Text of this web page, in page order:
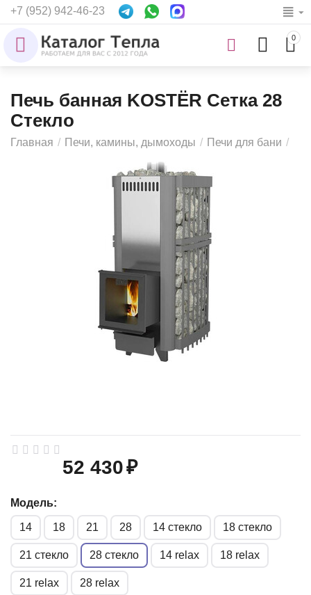
+7 (952) 942-46-23
0
Печь банная KOSTЁR Сетка 28
Стекло
Главная / Печи, камины, дымоходы / Печи для бани /
52 430₽
Модель:
14 18 21 28 14 стекло 18 стекло
21 стекло 28 стекло 14 relax 18 relax
21 relax 28 relax